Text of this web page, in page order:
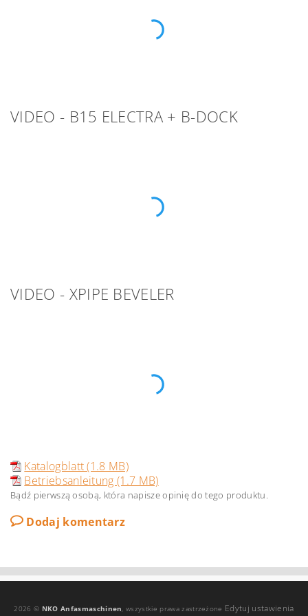
VIDEO - B15 ELECTRA + B-DOCK
VIDEO - XPIPE BEVELER
Katalogblatt (1.8 MB)
Betriebsanleitung (1.7 MB)
Bądź pierwszą osobą, która napisze opinię do tego produktu.
Dodaj komentarz
2026 © NKO Anfasmaschinen , wszystkie prawa zastrzeżone Edytuj ustawienia